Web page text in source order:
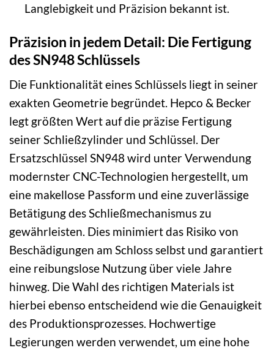
Langlebigkeit und Präzision bekannt ist.
Präzision in jedem Detail: Die Fertigung
des SN948 Schlüssels
Die Funktionalität eines Schlüssels liegt in seiner
exakten Geometrie begründet. Hepco & Becker
legt größten Wert auf die präzise Fertigung
seiner Schließzylinder und Schlüssel. Der
Ersatzschlüssel SN948 wird unter Verwendung
modernster CNC-Technologien hergestellt, um
eine makellose Passform und eine zuverlässige
Betätigung des Schließmechanismus zu
gewährleisten. Dies minimiert das Risiko von
Beschädigungen am Schloss selbst und garantiert
eine reibungslose Nutzung über viele Jahre
hinweg. Die Wahl des richtigen Materials ist
hierbei ebenso entscheidend wie die Genauigkeit
des Produktionsprozesses. Hochwertige
Legierungen werden verwendet, um eine hohe